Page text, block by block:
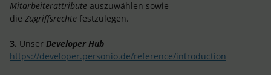
Mitarbeiterattribute auszuwählen sowie
die Zugriffsrechte festzulegen.
3. Unser Developer Hub
https://developer.personio.de/reference/introduction